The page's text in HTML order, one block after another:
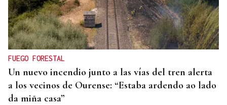
FUEGO FORESTAL
Un nuevo incendio junto a las vías del tren alerta
a los vecinos de Ourense: “Estaba ardendo ao lado
da miña casa”